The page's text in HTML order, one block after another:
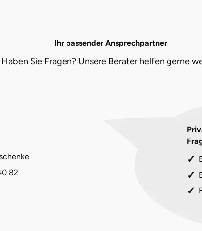
Ihr passender Ansprechpartner
Haben Sie Fragen? Unsere Berater helfen gerne
82